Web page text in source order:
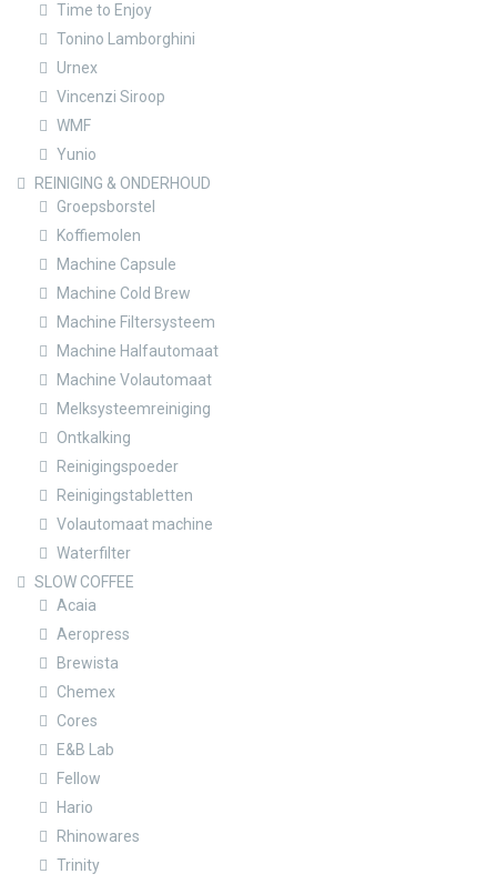
Time to Enjoy
Tonino Lamborghini
Urnex
Vincenzi Siroop
WMF
Yunio
REINIGING & ONDERHOUD
Groepsborstel
Koffiemolen
Machine Capsule
Machine Cold Brew
Machine Filtersysteem
Machine Halfautomaat
Machine Volautomaat
Melksysteemreiniging
Ontkalking
Reinigingspoeder
Reinigingstabletten
Volautomaat machine
Waterfilter
SLOW COFFEE
Acaia
Aeropress
Brewista
Chemex
Cores
E&B Lab
Fellow
Hario
Rhinowares
Trinity